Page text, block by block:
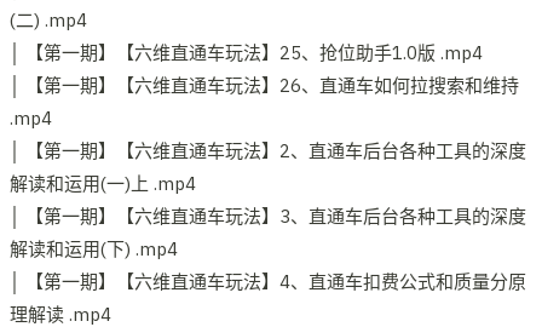
(二) .mp4
│ 【第一期】【六维直通车玩法】25、抢位助手1.0版 .mp4
│ 【第一期】【六维直通车玩法】26、直通车如何拉搜索和维持
.mp4
│ 【第一期】【六维直通车玩法】2、直通车后台各种工具的深度
解读和运用(一)上 .mp4
│ 【第一期】【六维直通车玩法】3、直通车后台各种工具的深度
解读和运用(下) .mp4
│ 【第一期】【六维直通车玩法】4、直通车扣费公式和质量分原
理解读 .mp4